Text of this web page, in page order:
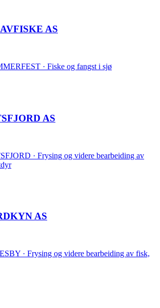
AS
· Fiske og fangst i sjø
AS
· Frysing og videre bearbeiding av
AS
· Frysing og videre bearbeiding av fisk,